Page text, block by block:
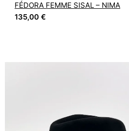
FÉDORA FEMME SISAL – NIMA
135,00 €